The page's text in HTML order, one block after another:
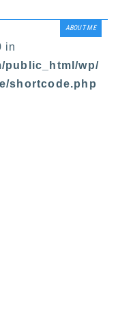
ABOUT ME
in
public_html/wp/
shortcode.php